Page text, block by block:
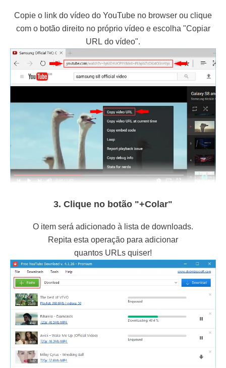
Copie o link do vídeo do YouTube no browser ou clique
com o botão direito no próprio vídeo e escolha "Copiar
URL do vídeo".
3. Clique no botão "+Colar"
O item será adicionado à lista de downloads.
Repita esta operação para adicionar
quantos URLs quiser!